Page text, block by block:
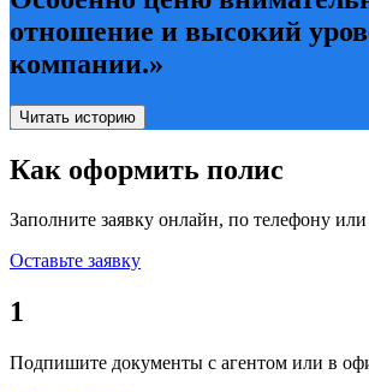
отношение и высокий
компании.»
Читать историю
Как оформить полис
Заполните заявку онлайн, по телефону или
Оставьте заявку
1
Подпишите документы с агентом или в